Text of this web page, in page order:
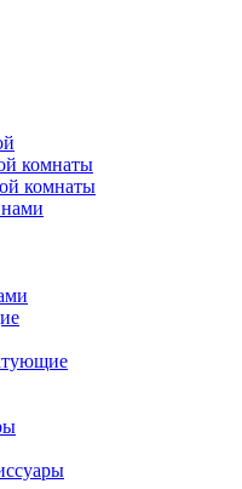
комнаты
комнаты